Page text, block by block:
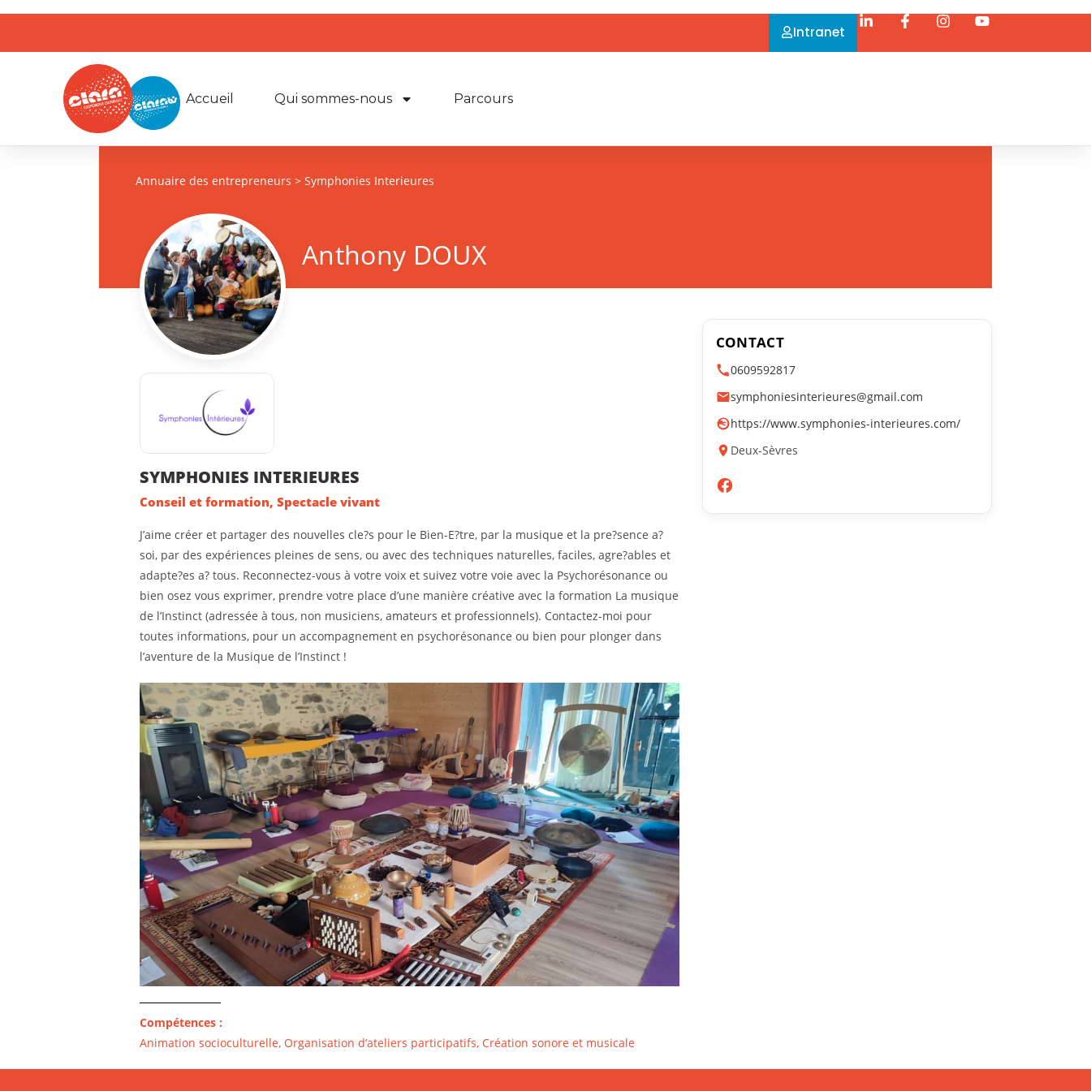
Intranet
Accueil Qui sommes-nous Parcours
Annuaire des entrepreneurs > Symphonies Interieures
Anthony DOUX
SYMPHONIES INTERIEURES
Conseil et formation, Spectacle vivant
J’aime créer et partager des nouvelles cle?s pour le Bien-E?tre, par la musique et la pre?sence a?
soi, par des expériences pleines de sens, ou avec des techniques naturelles, faciles, agre?ables et
adapte?es a? tous. Reconnectez-vous à votre voix et suivez votre voie avec la Psychorésonance ou
bien osez vous exprimer, prendre votre place d’une manière créative avec la formation La musique
de l’Instinct (adressée à tous, non musiciens, amateurs et professionnels). Contactez-moi pour
toutes informations, pour un accompagnement en psychorésonance ou bien pour plonger dans
l’aventure de la Musique de l’Instinct !
Compétences :
Animation socioculturelle, Organisation d’ateliers participatifs, Création sonore et musicale
CONTACT
0609592817
symphoniesinterieures@gmail.com
https://www.symphonies-interieures.com/
Deux-Sèvres